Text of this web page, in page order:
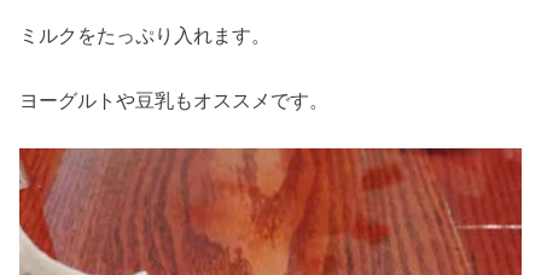
ミルクをたっぷり入れます。
ヨーグルトや豆乳もオススメです。